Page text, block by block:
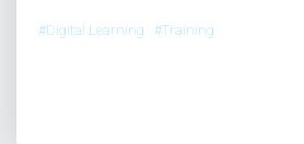
#Digital Learning #Training